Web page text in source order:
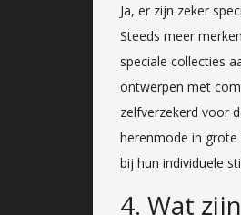
Ja, er zijn zeker
Steeds meer
speciale collecties
ontwerpen met
zelfverzekerd voor
herenmode in grote
bij hun individuele
4. Wat